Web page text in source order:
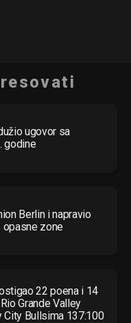
ugovor sa
godine
Berlin i napravio
opasne zone
22 poena i 14
Grande Valley
City Bullsima 137:100